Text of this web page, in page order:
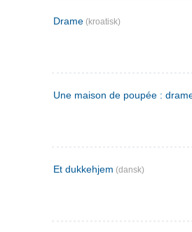
Drame (kroatisk)
Une maison de poupée :
Et dukkehjem (dansk)